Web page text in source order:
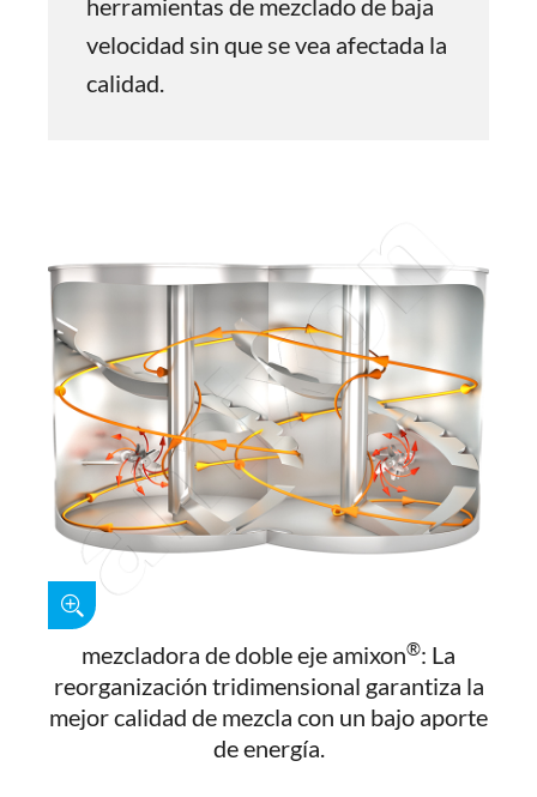
herramientas de mezclado de baja
velocidad sin que se vea afectada la
calidad.
mezcladora de doble eje amixon®: La
reorganización tridimensional garantiza la
mejor calidad de mezcla con un bajo aporte
de energía.